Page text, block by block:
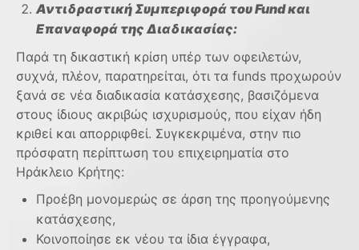
Αντιδραστική Συμπεριφορά του Fund και
Επαναφορά της Διαδικασίας:
Παρά τη δικαστική κρίση υπέρ των οφειλετών,
συχνά, πλέον, παρατηρείται, ότι τα funds προχωρούν
ξανά σε νέα διαδικασία κατάσχεσης, βασιζόμενα
στους ίδιους ακριβώς ισχυρισμούς, που είχαν ήδη
κριθεί και απορριφθεί. Συγκεκριμένα, στην πιο
πρόσφατη περίπτωση του επιχειρηματία στο
Ηράκλειο Κρήτης:
Προέβη μονομερώς σε άρση της προηγούμενης
κατάσχεσης,
Κοινοποίησε εκ νέου τα ίδια έγγραφα,